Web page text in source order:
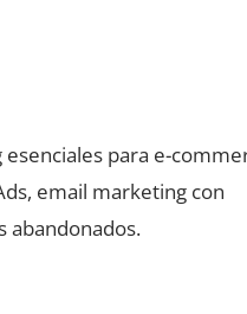
para e-
email marketing con
abandonados.